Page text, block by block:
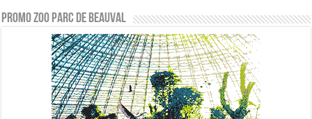
PROMO ZOO PARC DE BEAUVAL